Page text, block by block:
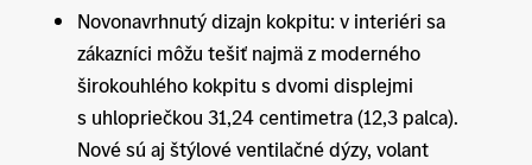
Novonavrhnutý dizajn kokpitu: v interiéri sa
zákazníci môžu tešiť najmä z moderného
širokouhlého kokpitu s dvomi displejmi
s uhlopriečkou 31,24 centimetra (12,3 palca).
Nové sú aj štýlové ventilačné dýzy, volant